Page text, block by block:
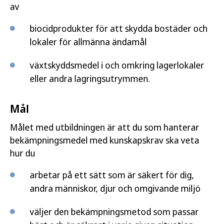
av
biocidprodukter för att skydda bostäder och
lokaler för allmänna ändamål
växtskyddsmedel i och omkring lagerlokaler
eller andra lagringsutrymmen.
Mål
Målet med utbildningen är att du som hanterar
bekämpningsmedel med kunskapskrav ska veta
hur du
arbetar på ett sätt som är säkert för dig,
andra människor, djur och omgivande miljö
väljer den bekämpningsmetod som passar